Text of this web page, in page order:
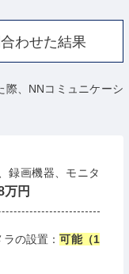
わせた結果
際、NNコミュニケーシ
録画機器、モニタ
万円
ラの設置：可能（1